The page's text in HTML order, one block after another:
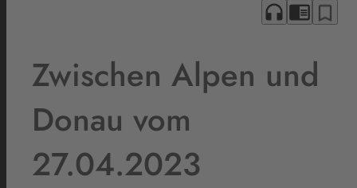
headphones chrome_reader_mode bookmark_border
Zwischen Alpen und
Donau vom
27.04.2023